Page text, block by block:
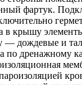
фартук.
в крышу
— дождевые и
по дренажному
пароизоляцией